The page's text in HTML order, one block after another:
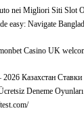
nei Migliori Siti Slot
easy: Navigate
Casino UK
Казахстан
Deneme Oyunları